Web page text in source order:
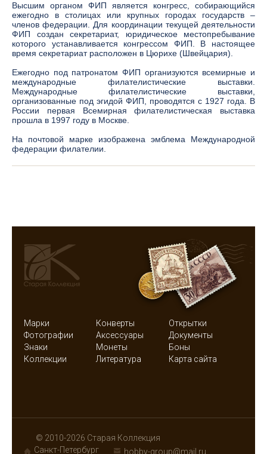
Высшим органом ФИП является конгресс, собирающийся
ежегодно в столицах или крупных городах государств –
членов федерации. Для координации текущей деятельности
ФИП создан секретариат, юридическое местопребывание
которого устанавливается конгрессом ФИП. В настоящее
время секретариат расположен в Цюрихе (Швейцария).
Ежегодно под патронатом ФИП организуются всемирные и
международные филателистические выставки.
Международные филателистические выставки,
организованные под эгидой ФИП, проводятся с 1927 года. В
России первая Всемирная филателистическая выставка
прошла в 1997 году в Москве.
На почтовой марке изображена эмблема Международной
федерации филателии.
Марки Конверты
Открытки
Фотографии
Аксессуары
Документы
Знаки
Монеты
Боны
Коллекции
Литература Карта сайта
© 2010-2026 Старая Коллекция
Санкт-Петербург
hobby-group@mail.ru